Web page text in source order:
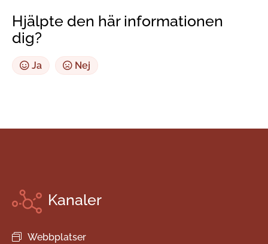
Hjälpte den här informationen
dig?
Ja Nej
Kanaler
Webbplatser